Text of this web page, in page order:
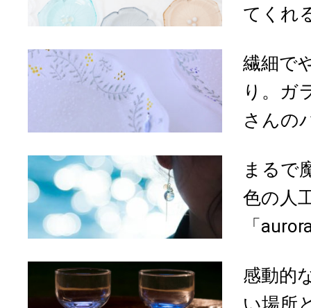
てくれ
繊細で
り。ガ
さんの
まるで
色の人
「
感動的
い場所